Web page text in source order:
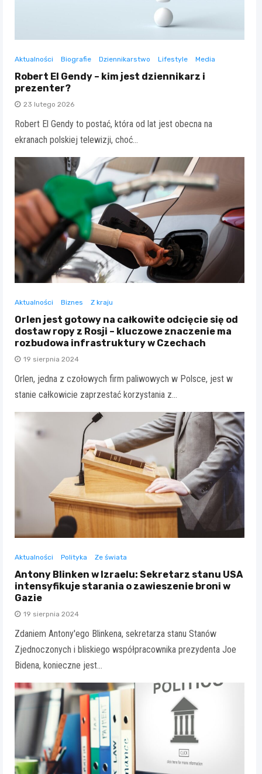
Aktualności Biografie Dziennikarstwo Lifestyle Media
Robert El Gendy – kim jest dziennikarz i
prezenter?
23 lutego 2026
Robert El Gendy to postać, która od lat jest obecna na
ekranach polskiej telewizji, choć…
Aktualności Biznes Z kraju
Orlen jest gotowy na całkowite odcięcie się od
dostaw ropy z Rosji – kluczowe znaczenie ma
rozbudowa infrastruktury w Czechach
19 sierpnia 2024
Orlen, jedna z czołowych firm paliwowych w Polsce, jest w
stanie całkowicie zaprzestać korzystania z…
Aktualności Polityka Ze świata
Antony Blinken w Izraelu: Sekretarz stanu USA
intensyfikuje starania o zawieszenie broni w
Gazie
19 sierpnia 2024
Zdaniem Antony'ego Blinkena, sekretarza stanu Stanów
Zjednoczonych i bliskiego współpracownika prezydenta Joe
Bidena, konieczne jest…